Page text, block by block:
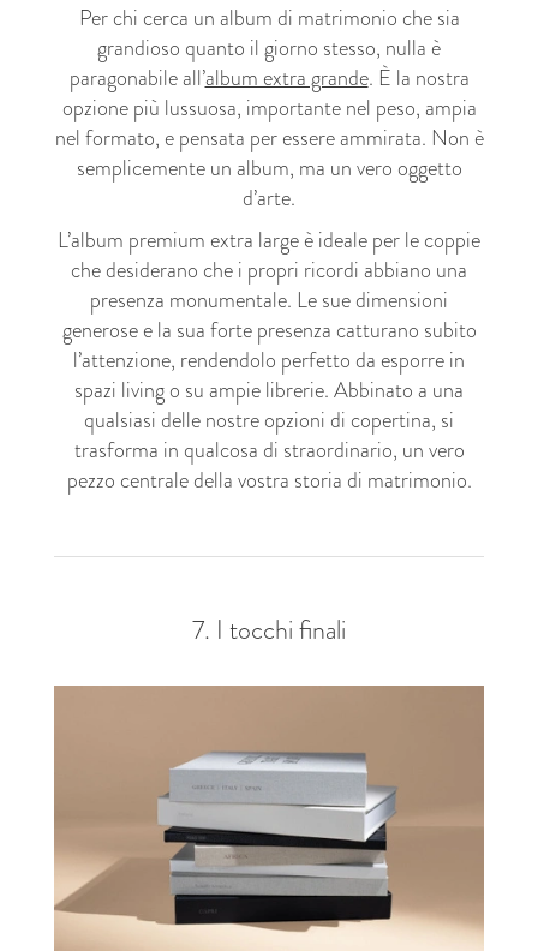
Per chi cerca un album di matrimonio che sia
grandioso quanto il giorno stesso, nulla è
paragonabile all’album extra grande. È la nostra
opzione più lussuosa, importante nel peso, ampia
nel formato, e pensata per essere ammirata. Non è
semplicemente un album, ma un vero oggetto
d’arte.
L’album premium extra large è ideale per le coppie
che desiderano che i propri ricordi abbiano una
presenza monumentale. Le sue dimensioni
generose e la sua forte presenza catturano subito
l’attenzione, rendendolo perfetto da esporre in
spazi living o su ampie librerie. Abbinato a una
qualsiasi delle nostre opzioni di copertina, si
trasforma in qualcosa di straordinario, un vero
pezzo centrale della vostra storia di matrimonio.
7. I tocchi finali